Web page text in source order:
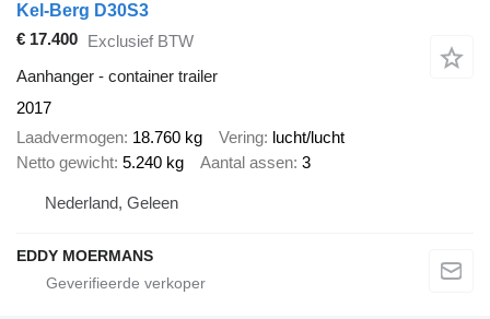
Kel-Berg D30S3
€ 17.400 Exclusief BTW
Aanhanger - container trailer
2017
Laadvermogen 18.760 kg Vering lucht/lucht
Netto gewicht 5.240 kg Aantal assen 3
Nederland, Geleen
EDDY MOERMANS